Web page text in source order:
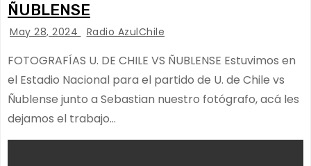
ÑUBLENSE
May 28, 2024 Radio AzulChile
FOTOGRAFÍAS U. DE CHILE VS ÑUBLENSE Estuvimos en
el Estadio Nacional para el partido de U. de Chile vs
Ñublense junto a Sebastian nuestro fotógrafo, acá les
dejamos el trabajo…